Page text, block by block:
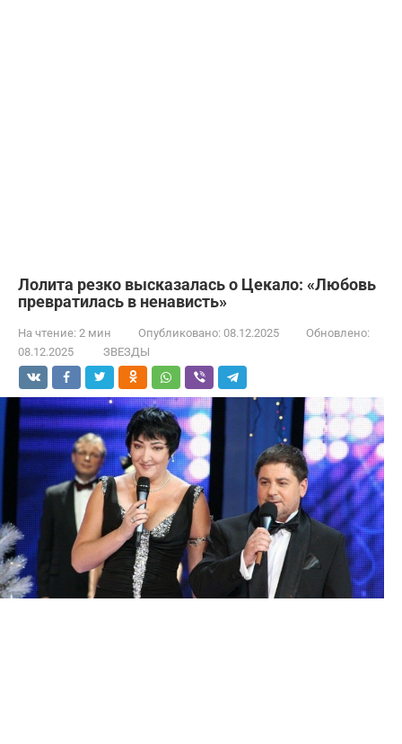
Лолита резко высказалась о Цекало: «Любовь
превратилась в ненависть»
На чтение: 2 мин Опубликовано: 08.12.2025
Обновлено:
08.12.2025
ЗВЕЗДЫ